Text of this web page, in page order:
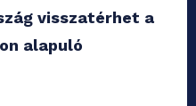
visszatérhet a
alapuló